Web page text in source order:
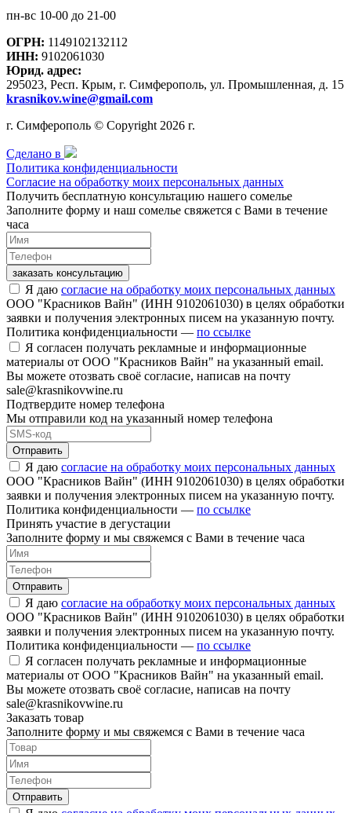
пн-вс 10-00 до 21-00
ОГРН: 1149102132112
ИНН: 9102061030
Юрид. адрес:
295023, Респ. Крым, г. Симферополь, ул. Промышленная, д. 15
krasnikov.wine@gmail.com
г. Симферополь © Copyright 2026 г.
Сделано в
Политика конфиденциальности
Согласие на обработку моих персональных данных
Получить бесплатную консультацию нашего сомелье
Заполните форму и наш сомелье свяжется с Вами в течение
часа
заказать консультацию
Я даю согласие на обработку моих персональных данных
ООО "Красников Вайн" (ИНН 9102061030) в целях обработки
заявки и получения электронных писем на указанную почту.
Политика конфиденциальности — по ссылке
Я согласен получать рекламные и информационные
материалы от ООО "Красников Вайн" на указанный email.
Вы можете отозвать своё согласие, написав на почту
sale@krasnikovwine.ru
Подтвердите номер телефона
Мы отправили код на указанный номер телефона
Отправить
Я даю согласие на обработку моих персональных данных
ООО "Красников Вайн" (ИНН 9102061030) в целях обработки
заявки и получения электронных писем на указанную почту.
Политика конфиденциальности — по ссылке
Принять участие в дегустации
Заполните форму и мы свяжемся с Вами в течение часа
Отправить
Я даю согласие на обработку моих персональных данных
ООО "Красников Вайн" (ИНН 9102061030) в целях обработки
заявки и получения электронных писем на указанную почту.
Политика конфиденциальности — по ссылке
Я согласен получать рекламные и информационные
материалы от ООО "Красников Вайн" на указанный email.
Вы можете отозвать своё согласие, написав на почту
sale@krasnikovwine.ru
Заказать товар
Заполните форму и мы свяжемся с Вами в течение часа
Отправить